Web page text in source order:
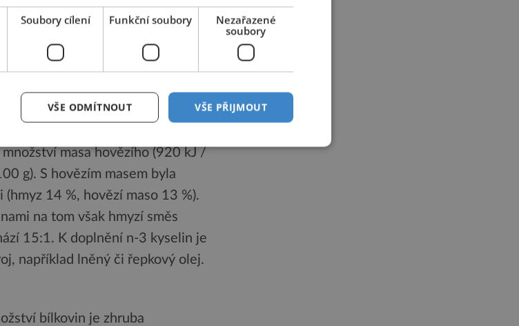
době přibyl ještě další adept na
o nutriční neboli výživné
hmyzu, kterou tým doc.
vzorku byla 973 kJ /
masa hovězího (920 kJ /
g). S hovězím masem byla
14 %, hovězí maso 13 %).
na tom však hmyzí směs
15:1. K doplnění n-3 kyselin je
například lněný či řepkový olej.
bílkovin je zhruba
Soubory cílení Funkční soubory
Nezařazené
soubory
VŠE PŘIJMOUT
VŠE ODMÍTNOUT